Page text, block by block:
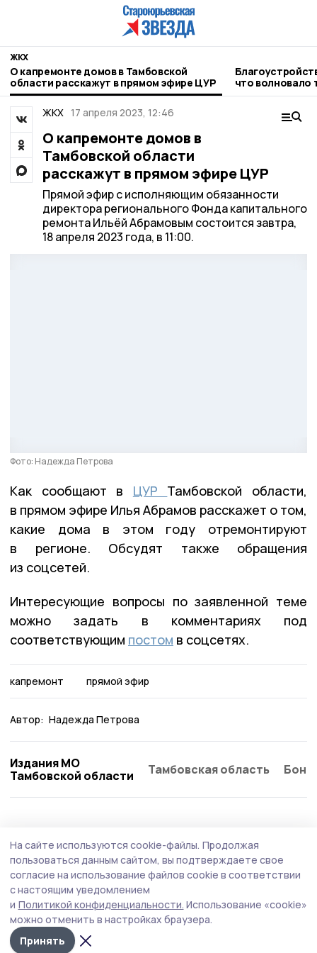
ЖКХ
О капремонте домов в Тамбовской
области расскажут в прямом эфире ЦУР
что волновало
неделе
ЖКХ 17 апреля 2023, 12:46
О капремонте домов в
Тамбовской области
расскажут в прямом эфире ЦУР
Прямой эфир с исполняющим обязанности
директора регионального Фонда капитального
ремонта Ильёй Абрамовым состоится завтра,
18 апреля 2023 года, в 11:00.
Фото: Надежда Петрова
Как сообщают в ЦУР Тамбовской области,
в прямом эфире Илья Абрамов расскажет о том,
какие дома в этом году отремонтируют
в регионе. Обсудят также обращения
из соцсетей.
Интересующие вопросы по заявленной теме
можно задать в комментариях под
соответствующим постом в соцсетях.
капремонт прямой эфир
Автор: Надежда Петрова
Издания МО
Тамбовской области
Тамбовская область
На сайте используются cookie-файлы. Продолжая
пользоваться данным сайтом, вы подтверждаете свое
согласие на использование файлов cookie в соответствии
с настоящим уведомлением
и Политикой конфиденциальности. Использование «cookie»
можно отменить в настройках браузера.
Принять